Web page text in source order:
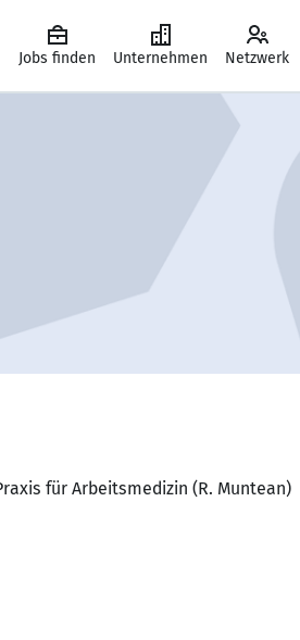
Jobs finden Unternehmen Netzwerk
für Arbeitsmedizin (R. Muntean)